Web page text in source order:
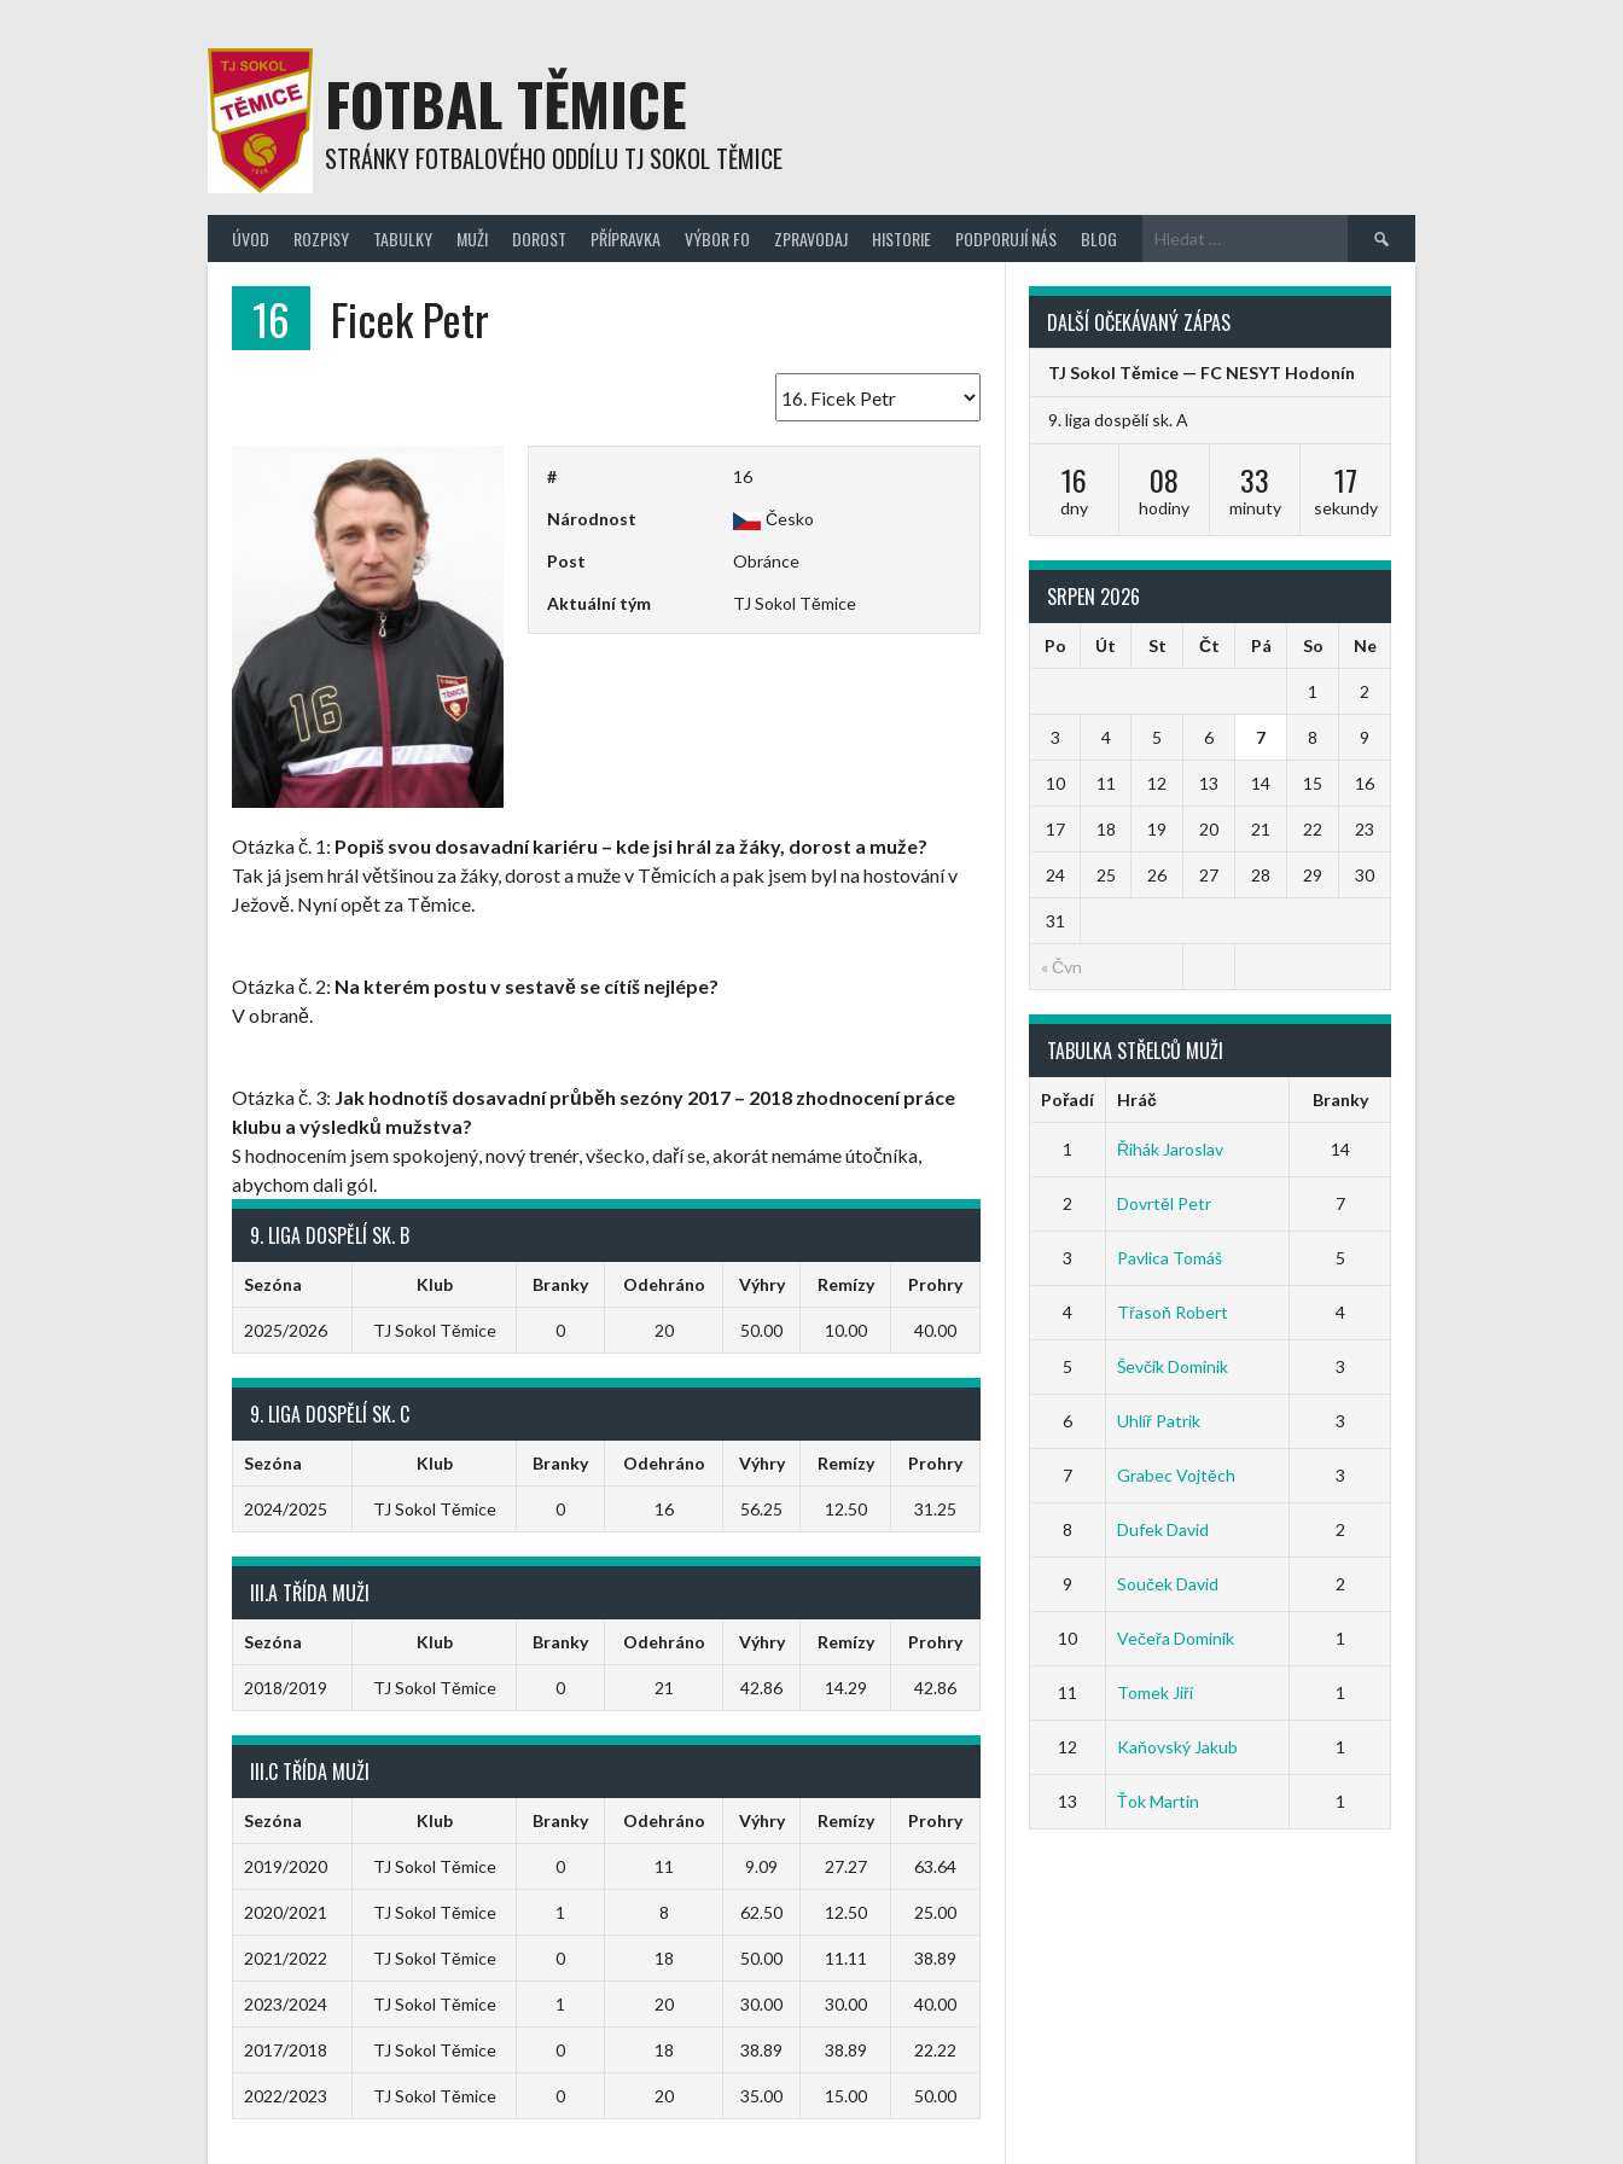
FOTBAL TĚMICE
STRÁNKY FOTBALOVÉHO ODDÍLU TJ SOKOL TĚMICE
ÚVOD ROZPISY TABULKY MUŽI DOROST PŘÍPRAVKA VÝBOR FO ZPRAVODAJ HISTORIE PODPORUJÍ NÁS BLOG Vyhledávání
16 Ficek Petr
# 16
Národnost Česko
Post Obránce
Aktuální tým TJ Sokol Těmice
Otázka č. 1: Popiš svou dosavadní kariéru – kde jsi hrál za žáky, dorost a muže?
Tak já jsem hrál většinou za žáky, dorost a muže v Těmicích a pak jsem byl na hostování v
Ježově. Nyní opět za Těmice.
Otázka č. 2: Na kterém postu v sestavě se cítíš nejlépe?
V obraně.
Otázka č. 3: Jak hodnotíš dosavadní průběh sezóny 2017 – 2018 zhodnocení práce
klubu a výsledků mužstva?
S hodnocením jsem spokojený, nový trenér, všecko, daří se, akorát nemáme útočníka,
abychom dali gól.
9. LIGA DOSPĚLÍ SK. B
Sezóna Klub Branky Odehráno Výhry Remízy Prohry
2025/2026 TJ Sokol Těmice 0 20 50.00 10.00 40.00
9. LIGA DOSPĚLÍ SK. C
Sezóna Klub Branky Odehráno Výhry Remízy Prohry
2024/2025 TJ Sokol Těmice 0 16 56.25 12.50 31.25
III.A TŘÍDA MUŽI
Sezóna Klub Branky Odehráno Výhry Remízy Prohry
2018/2019 TJ Sokol Těmice 0 21 42.86 14.29 42.86
III.C TŘÍDA MUŽI
Sezóna Klub Branky Odehráno Výhry Remízy Prohry
2019/2020 TJ Sokol Těmice 0 11 9.09 27.27 63.64
2020/2021 TJ Sokol Těmice 1 8 62.50 12.50 25.00
2021/2022 TJ Sokol Těmice 0 18 50.00 11.11 38.89
2023/2024 TJ Sokol Těmice 1 20 30.00 30.00 40.00
2017/2018 TJ Sokol Těmice 0 18 38.89 38.89 22.22
2022/2023 TJ Sokol Těmice 0 20 35.00 15.00 50.00
DALŠÍ OČEKÁVANÝ ZÁPAS
TJ Sokol Těmice — FC NESYT Hodonín
9. liga dospělí sk. A
16
dny
08
hodiny
33
minuty
17
sekundy
SRPEN 2026
Po Út St Čt Pá So Ne
« Čvn
1 2
3 4 5 6 7 8 9
10 11 12 13 14 15 16
17 18 19 20 21 22 23
24 25 26 27 28 29 30
31
TABULKA STŘELCŮ MUŽI
Pořadí Hráč Branky
1 Řihák Jaroslav 14
2 Dovrtěl Petr 7
3 Pavlica Tomáš 5
4 Třasoň Robert 4
5 Ševčík Dominik 3
6 Uhlíř Patrik 3
7 Grabec Vojtěch 3
8 Dufek David 2
9 Souček David 2
10 Večeřa Dominik 1
11 Tomek Jiří 1
12 Kaňovský Jakub 1
13 Ťok Martin 1